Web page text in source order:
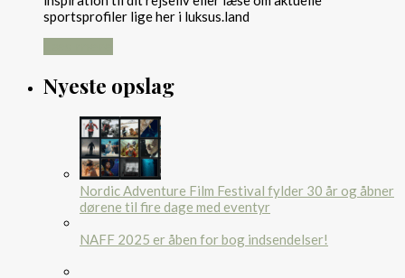
sportsprofiler lige her i luksus.land
Nyeste opslag
Nordic Adventure Film Festival fylder 30 år og åbner
dørene til fire dage med eventyr
NAFF 2025 er åben for bog indsendelser!